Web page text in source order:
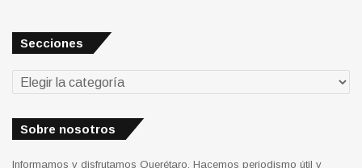
Secciones
Secciones
Sobre nosotros
Informamos y disfrutamos Querétaro. Hacemos periodismo útil y